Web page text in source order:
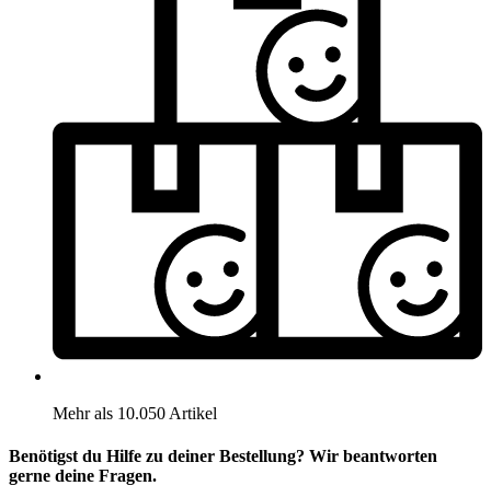
Mehr als 10.050 Artikel
Benötigst du Hilfe zu deiner Bestellung? Wir beantworten
gerne deine Fragen.